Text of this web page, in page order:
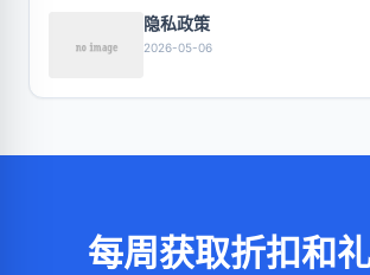
隐私政策
2026-05-06
每周获取折扣和礼